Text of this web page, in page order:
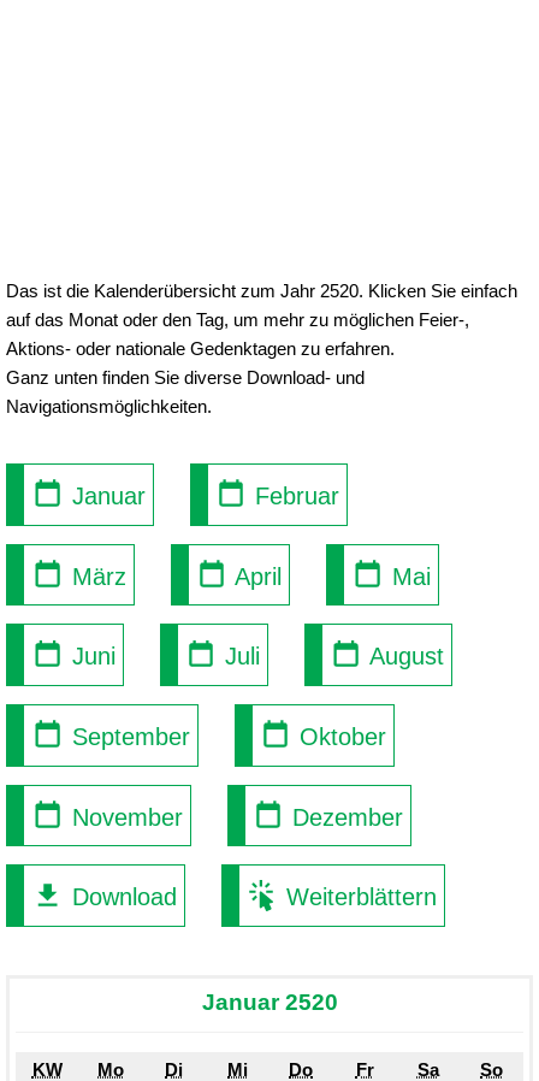
Das ist die Kalenderübersicht zum Jahr 2520. Klicken Sie einfach
auf das Monat oder den Tag, um mehr zu möglichen Feier-,
Aktions- oder nationale Gedenktagen zu erfahren.
Ganz unten finden Sie diverse Download- und
Navigationsmöglichkeiten.
Januar Februar
März April Mai
Juni Juli August
September Oktober
November Dezember
Download Weiterblättern
Januar 2520
KW Mo Di Mi Do Fr Sa
So